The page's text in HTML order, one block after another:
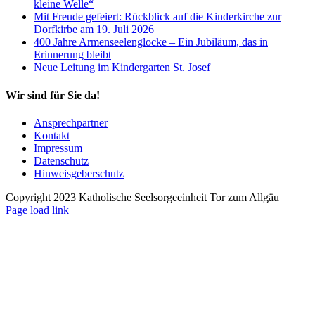
kleine Welle“
Mit Freude gefeiert: Rückblick auf die Kinderkirche zur
Dorfkirbe am 19. Juli 2026
400 Jahre Armenseelenglocke – Ein Jubiläum, das in
Erinnerung bleibt
Neue Leitung im Kindergarten St. Josef
Wir sind für Sie da!
Ansprechpartner
Kontakt
Impressum
Datenschutz
Hinweisgeberschutz
Copyright 2023 Katholische Seelsorgeeinheit Tor zum Allgäu
Page load link